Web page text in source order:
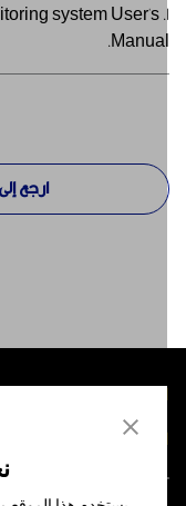
system User's
ارجع
بنا